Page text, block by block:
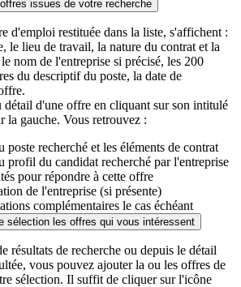
issues de votre recherche
d'emploi restituée dans la liste, s'affichent :
le lieu de travail, la nature du contrat et la
nom de l'entreprise si précisé, les 200
du descriptif du poste, la date de
détail d'une offre en cliquant sur son intitulé
la gauche. Vous retrouvez :
poste recherché et les éléments de contrat
profil du candidat recherché par l'entreprise
pour répondre à cette offre
de l'entreprise (si présente)
complémentaires le cas échéant
sélection les offres qui vous intéressent
résultats de recherche ou depuis le détail
vous pouvez ajouter la ou les offres de
sélection. Il suffit de cliquer sur l'icône